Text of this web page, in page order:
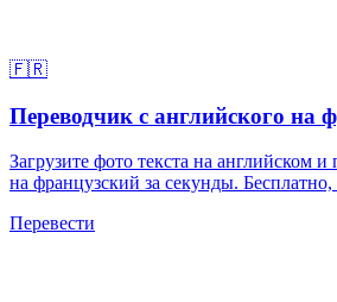
🇫🇷
Переводчик с английского на
Загрузите фото текста на английском
на французский за секунды. Бесплатно,
Перевести